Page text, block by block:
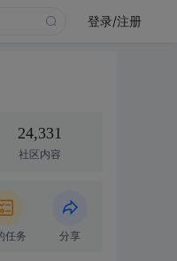
登录/注册
24,331
社区内容
任务 分享